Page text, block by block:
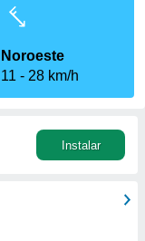
Noroeste
11
28 km/h
Instalar